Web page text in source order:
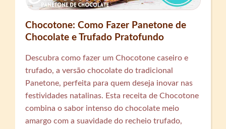
Chocotone: Como Fazer Panetone de
Chocolate e Trufado Pratofundo
Descubra como fazer um Chocotone caseiro e
trufado, a versão chocolate do tradicional
Panetone, perfeita para quem deseja inovar nas
festividades natalinas. Esta receita de Chocotone
combina o sabor intenso do chocolate meio
amargo com a suavidade do recheio trufado,